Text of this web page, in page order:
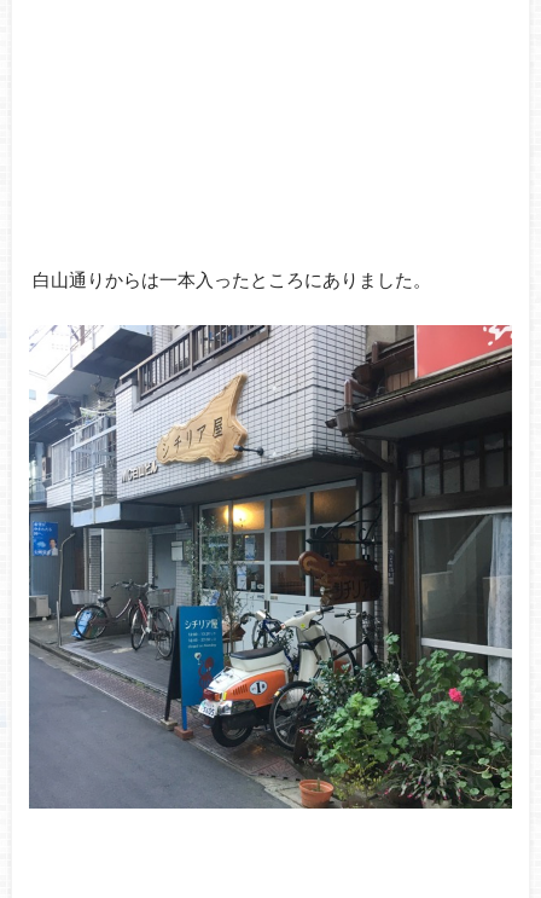
白山通りからは一本入ったところにありました。